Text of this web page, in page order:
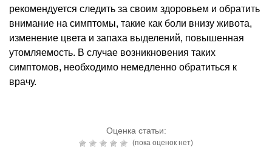
рекомендуется следить за своим здоровьем и обратить
внимание на симптомы, такие как боли внизу живота,
изменение цвета и запаха выделений, повышенная
утомляемость. В случае возникновения таких
симптомов, необходимо немедленно обратиться к
врачу.
Оценка статьи:
(пока оценок нет)